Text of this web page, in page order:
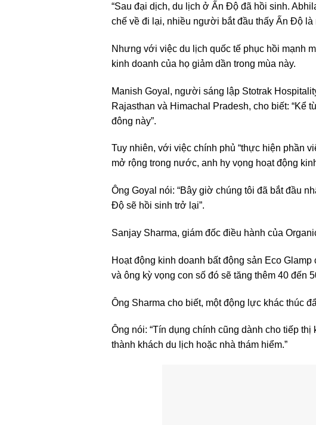
“Sau đại dịch, du lịch ở Ấn Độ đã hồi sinh.
chế về đi lại, nhiều người bắt đầu thấy Ấn Độ là
Nhưng với việc du lịch quốc tế phục hồi mạnh
kinh doanh của họ giảm dần trong mùa này.
Manish Goyal, người sáng lập Stotrak
Rajasthan và Himachal Pradesh, cho biết: “Kể
đông này”.
Tuy nhiên, với việc chính phủ “thực hiện phần
mở rộng trong nước, anh hy vọng hoạt động
Ông Goyal nói: “Bây giờ chúng tôi đã bắt đầu
Độ sẽ hồi sinh trở lại”.
Sanjay Sharma, giám đốc điều hành của
Hoạt động kinh doanh bất động sản Eco
và ông kỳ vọng con số đó sẽ tăng thêm 40 đến
Ông Sharma cho biết, một động lực khác thúc
Ông nói: “Tín dụng chính cũng dành cho tiếp
thành khách du lịch hoặc nhà thám hiểm.”